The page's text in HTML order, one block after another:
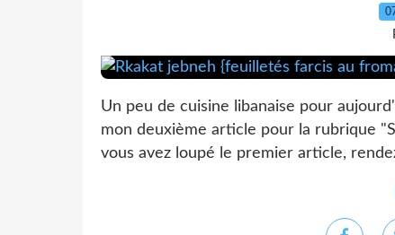
Un peu de cuisine libanaise pour
mon deuxième article pour la rubrique
vous avez loupé le premier article,